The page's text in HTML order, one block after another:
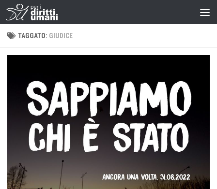
TAGGATO: GIUDICE